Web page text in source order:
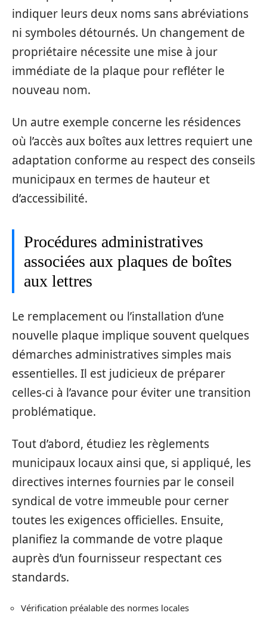
indiquer leurs deux noms sans abréviations
ni symboles détournés. Un changement de
propriétaire nécessite une mise à jour
immédiate de la plaque pour refléter le
nouveau nom.
Un autre exemple concerne les résidences
où l’accès aux boîtes aux lettres requiert une
adaptation conforme au respect des conseils
municipaux en termes de hauteur et
d’accessibilité.
Procédures administratives
associées aux plaques de boîtes
aux lettres
Le remplacement ou l’installation d’une
nouvelle plaque implique souvent quelques
démarches administratives simples mais
essentielles. Il est judicieux de préparer
celles-ci à l’avance pour éviter une transition
problématique.
Tout d’abord, étudiez les règlements
municipaux locaux ainsi que, si appliqué, les
directives internes fournies par le conseil
syndical de votre immeuble pour cerner
toutes les exigences officielles. Ensuite,
planifiez la commande de votre plaque
auprès d’un fournisseur respectant ces
standards.
Vérification préalable des normes locales